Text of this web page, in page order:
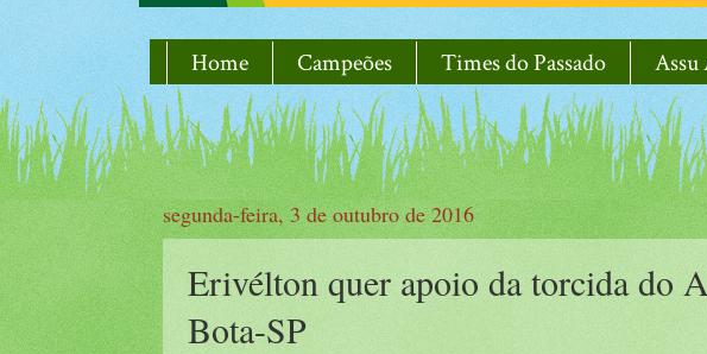
Home Campeões Times do Passado
segunda-feira, 3 de outubro de 2016
Erivélton quer apoio da torcida do
Bota-SP